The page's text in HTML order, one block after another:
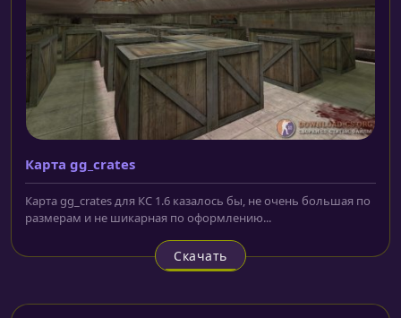
Карта gg_crates
Карта gg_crates для КС 1.6 казалось бы, не очень большая по
размерам и не шикарная по оформлению...
Скачать